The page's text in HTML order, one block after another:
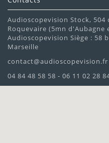
Audioscopevision Stock, 504
Roquevaire (5mn d'Aubagne
Audioscopevision Siège : 58
Marseille
contact@audioscopevision.fr
04 84 48 58 58 - 06 11 02 28